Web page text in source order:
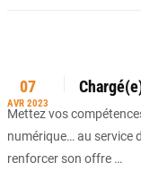
07
AVR 2023
Mettez vos
numérique… au service
renforcer son offre …